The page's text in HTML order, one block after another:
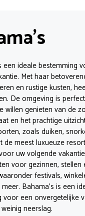
een ideale bestemming
Met haar
en rustige kusten,
De omgeving is
willen genieten van de
en het prachtige
zoals duiken,
de meest luxueuze
uw volgende
voor gezinnen, stellen
festivals,
Bahama’s is een
voor een onvergetelijke
neerslag.